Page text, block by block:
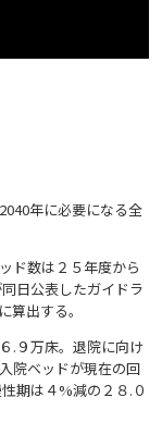
年に必要になる全
ド数は２５年度から
日公表したガイドラ
出する。
.９万床。退院に向け
院ベッドが現在の回
期は４%減の２８.０